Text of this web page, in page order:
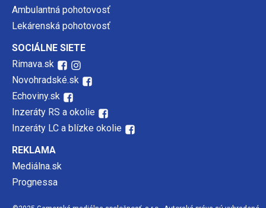
Ambulantná pohotovosť
Lekárenská pohotovosť
SOCIÁLNE SIETE
Rimava.sk
Novohradské.sk
Echoviny.sk
Inzeráty RS a okolie
Inzeráty LC a blízke okolie
REKLAMA
Mediálna.sk
Prognessa